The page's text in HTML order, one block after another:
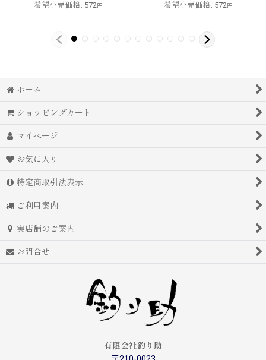
希望小売価格: 572 円
希望小売価格: 572 円
ホーム
ショッピングカート
マイページ
お気に入り
特定商取引法表示
ご利用案内
実店舗のご案内
お問合せ
有限会社釣り助